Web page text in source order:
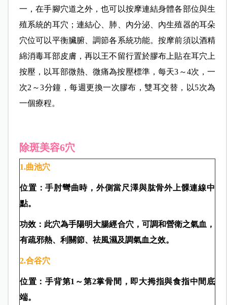
一，在手腳穴道之外，也可以按摩連結身體各部位與生
殖系統的耳穴；連結心、肺、內分泌、內生殖器的耳朵
穴位可以平衡臟腑、調節各系統功能。按摩前須以酒精
綿消毒耳部皮膚，再以王不留行置於膠布上貼在耳穴上
按壓，以耳部微熱、微痛為按壓標準，每天3～4次，一
次2～3分鐘，每週更換一次膠布，雙耳交替，以5次為
一個療程。
除斑美容6穴
1.曲池穴
位置：手肘彎曲時，外側當尺澤與肱骨外上髁連線中
點。
功效：此穴為手陽明大腸經合穴，可調和營衛之氣血，
有疏邪熱、利關節、祛風濕及調氣血之效。
2.合谷穴
位置：手背第1 ～第2掌骨間，即大拇指與食指中間底
端。